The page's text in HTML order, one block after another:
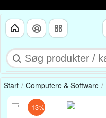
Start Computere & Software
-13%